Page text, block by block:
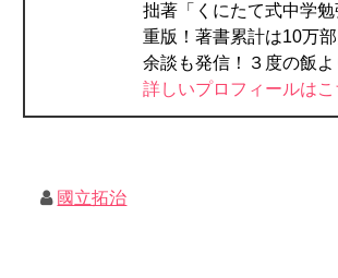
拙著「くにたて式中学
重版！著書累計は10万
余談も発信！３度の飯よ
詳しいプロフィールはこ
國立拓治